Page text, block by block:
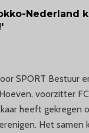
Nederland
SPORT Bestuur
voorzitter
heeft gekregen
Het samen